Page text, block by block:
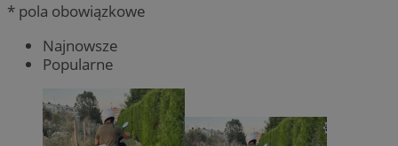
* pola obowiązkowe
Najnowsze
Popularne